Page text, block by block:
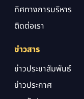
ทิศทางการบริหาร
ติดต่อเรา
ข่าวสาร
ข่าวประชาสัมพันธ์
ข่าวประกาศ